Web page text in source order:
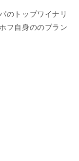
のトップワイナリ
フ自身ののブラン